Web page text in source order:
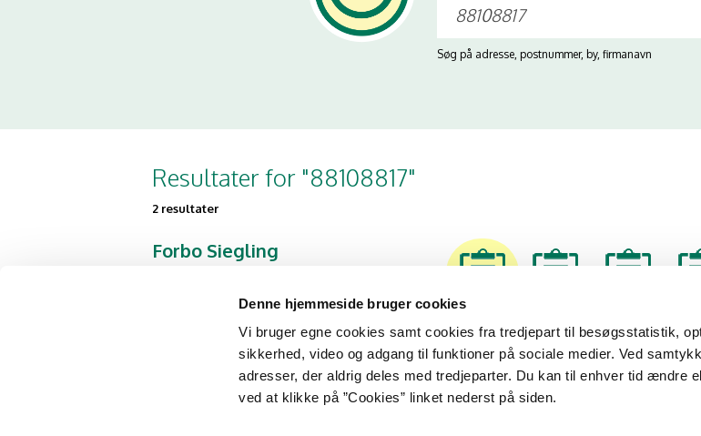
Denne hjemmeside bruger cookies
Vi bruger egne cookies samt cookies fra tredjepart til besøgsstatistik,
sikkerhed, video og adgang til funktioner på sociale medier. Ved
adresser, der aldrig deles med tredjeparter. Du kan til enhver tid ændre
ved at klikke på ”Cookies” linket nederst på siden.
Søg på adresse, postnummer, by, firmanavn
Resultater for "88108817"
2 resultater
Forbo Siegling
Kirkebjerg Parkvej 34
Forbo Siegling
Danmark A/S